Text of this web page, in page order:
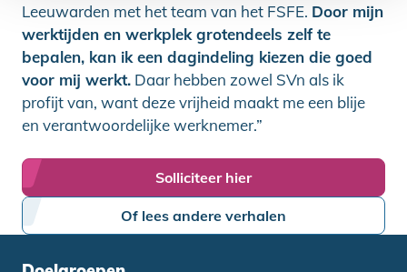
Leeuwarden met het team van het FSFE. Door mijn
werktijden en werkplek grotendeels zelf te
bepalen, kan ik een dagindeling kiezen die goed
voor mij werkt. Daar hebben zowel SVn als ik
profijt van, want deze vrijheid maakt me een blije
en verantwoordelijke werknemer.”
Solliciteer hier
Of lees andere verhalen